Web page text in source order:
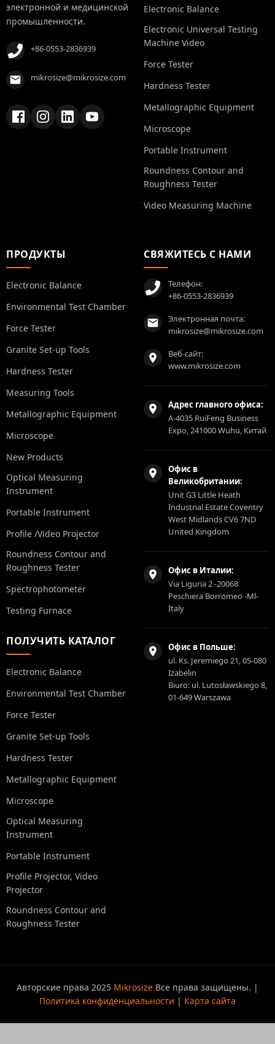
электронной и медицинской
промышленности.
+86-0553-2836939
mikrosize@mikrosize.com
Electronic Balance
Electronic Universal Testing
Machine Video
Force Tester
Hardness Tester
Metallographic Equipment
Microscope
Portable Instrument
Roundness Contour and
Roughness Tester
Video Measuring Machine
ПРОДУКТЫ
Electronic Balance
Environmental Test Chamber
Force Tester
Granite Set-up Tools
Hardness Tester
Measuring Tools
Metallographic Equipment
Microscope
New Products
Optical Measuring
Instrument
Portable Instrument
Profile /Video Projector
Roundness Contour and
Roughness Tester
Spectrophotometer
Testing Furnace
ПОЛУЧИТЬ КАТАЛОГ
Electronic Balance
Environmental Test Chamber
Force Tester
Granite Set-up Tools
Hardness Tester
Metallographic Equipment
Microscope
Optical Measuring
Instrument
Portable Instrument
Profile Projector, Video
Projector
Roundness Contour and
Roughness Tester
СВЯЖИТЕСЬ С НАМИ
Телефон:
+86-0553-2836939
Электронная почта:
mikrosize@mikrosize.com
Веб-сайт:
www.mikrosize.com
Адрес главного офиса:
A-4035 RuiFeng Business
Expo, 241000 Wuhu, Китай
Офис в
Великобритании:
Unit G3 Little Heath
Industrial Estate Coventry
West Midlands CV6 7ND
United Kingdom
Офис в Италии:
Via Liguria 2 -20068
Peschiera Borromeo -Ml-
Italy
Офис в Польше:
ul. Ks. Jeremiego 21, 05-080
Izabelin
Biuro: ul. Lutosławskiego 8,
01-649 Warszawa
Авторские права 2025 Mikrosize Все права защищены. |
Политика конфиденциальности | Карта сайта